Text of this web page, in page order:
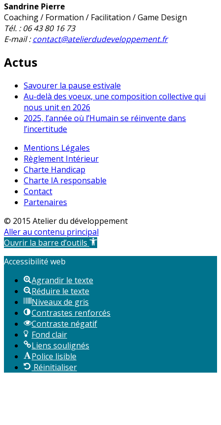
Sandrine Pierre
Coaching / Formation / Facilitation / Game Design
Tél. : 06 43 80 16 73
E-mail :contact@atelierdudeveloppement.fr
Actus
Savourer la pause estivale
Au-delà des voeux, une composition collective qui
nous unit en 2026
2025, l’année où l’Humain se réinvente dans
l’incertitude
Mentions Légales
Règlement Intérieur
Charte Handicap
Charte IA responsable
Contact
Partenaires
© 2015 Atelier du développement
Aller au contenu principal
Ouvrir la barre d’outils
Accessibilité web
Agrandir le texte
Réduire le texte
Niveaux de gris
Contrastes renforcés
Contraste négatif
Fond clair
Liens soulignés
Police lisible
Réinitialiser